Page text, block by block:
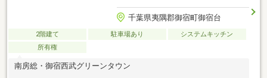
千葉県夷隅郡御宿町御宿台
2階建て 駐車場あり
システムキッチン
所有権
南房総・御宿西武グリーンタウン